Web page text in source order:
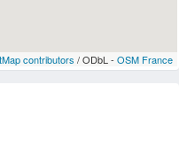
contributors / ODbL - OSM France